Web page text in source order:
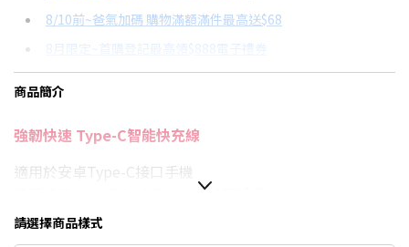
分期數
12期
24期
每期金額 配合銀行/業者
8/10前~爸氣加碼 購物滿額滿件最高送$68
8月限定~首購登記最高領$888電子禮券
台灣大哥大Open Possible聯名卡滿額最高回饋25%
更多信用卡分期0利率滿額享回饋
商品簡介
強韌快速 Type-C智能快充線
適用於安卓Type-C接口手機
適用於iPad Air5/Air4/Pro/mini6等設備
智能涓流充電，安全保護電池
請選擇商品樣式